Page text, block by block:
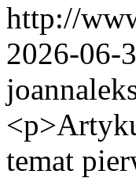
http://
2026-06-
temat